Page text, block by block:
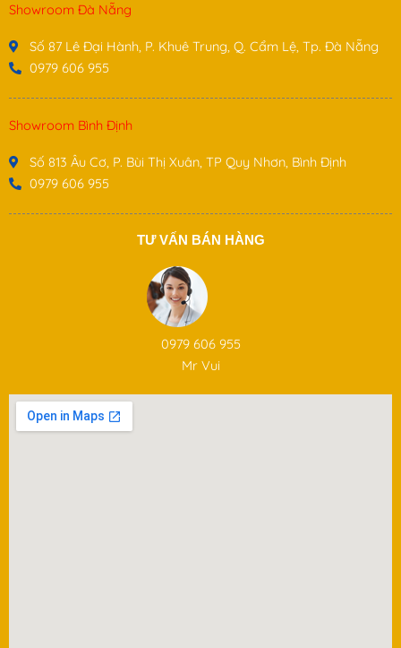
Showroom Đà Nẵng
Số 87 Lê Đại Hành, P. Khuê Trung, Q. Cẩm Lệ, Tp. Đà Nẵng
0979 606 955
Showroom Bình Định
Số 813 Âu Cơ, P. Bùi Thị Xuân, TP Quy Nhơn, Bình Định
0979 606 955
TƯ VẤN BÁN HÀNG
0979 606 955
Mr Vui